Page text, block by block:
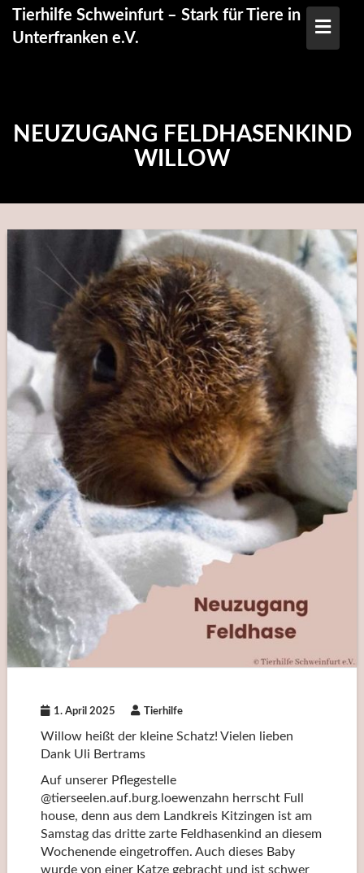
Skip
content
Tierhilfe Schweinfurt – Stark für Tiere in
Unterfranken e.V.
NEUZUGANG FELDHASENKIND
WILLOW
1. April 2025 Tierhilfe
Willow heißt der kleine Schatz! Vielen lieben
Dank Uli Bertrams
Auf unserer Pflegestelle
@tierseelen.auf.burg.loewenzahn herrscht Full
house, denn aus dem Landkreis Kitzingen ist am
Samstag das dritte zarte Feldhasenkind an diesem
Wochenende eingetroffen. Auch dieses Baby
wurde von einer Katze gebracht und ist schwer